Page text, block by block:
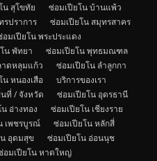
น สุโขทัย
ซ่อมเปียโน บ้านแพ้ว
รปราการ
ซ่อมเปียโน สมุทรสาคร
อมเปียโน พระประแดง
น พัทยา
ซ่อมเปียโน พุทธมณฑล
าดหลุมแก้ว
ซ่อมเปียโน ลำลูกกา
น หนองเสือ
บริการของเรา
ที่ / จังหวัด
ซ่อมเปียโน อุดรธานี
อ่างทอง
ซ่อมเปียโน เชียงราย
เพชรบูรณ์
ซ่อมเปียโน หลักสี่
อุดมสุข
ซ่อมเปียโน อ่อนนุช
อมเปียโน หาดใหญ่